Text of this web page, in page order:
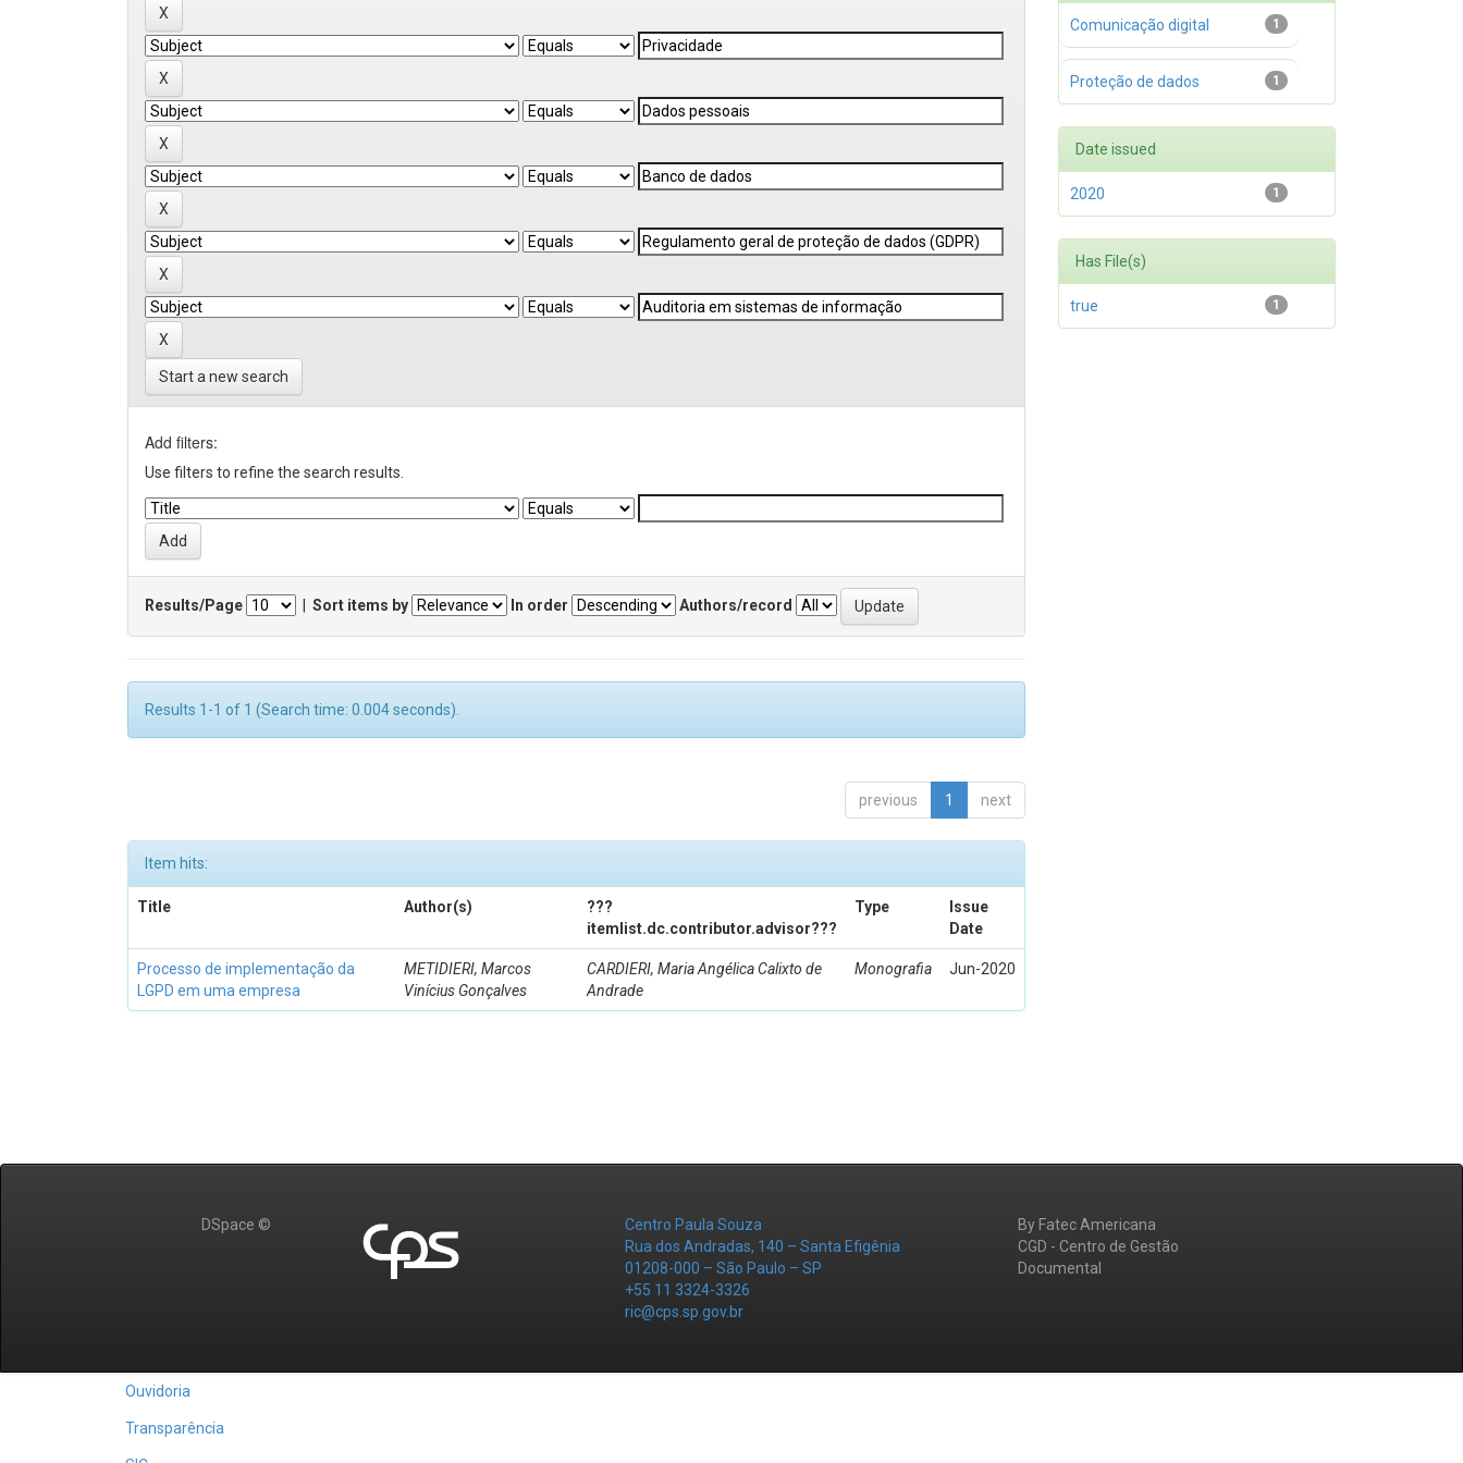
Start a new search
Add filters:
Use filters to refine the search results.
Results/Page Sort items by In order Authors/record
Results 1-1 of 1 (Search time: 0.004 seconds).
previous 1 next
Item hits:
Title Author(s)
???
itemlist.dc.contributor.advisor???
Type
Issue
Date
Processo de implementação da
LGPD em uma empresa
METIDIERI, Marcos
Vinícius Gonçalves
CARDIERI, Maria Angélica Calixto de
Andrade
Monografia Jun-2020
1
Comunicação digital
1
Proteção de dados
Date issued
1
2020
Has File(s)
1
true
DSpace ©
Centro Paula Souza
Rua dos Andradas, 140 – Santa Efigênia
01208-000 – São Paulo – SP
+55 11 3324-3326
ric@cps.sp.gov.br
By Fatec Americana
CGD - Centro de Gestão
Documental
Ouvidoria
Transparência